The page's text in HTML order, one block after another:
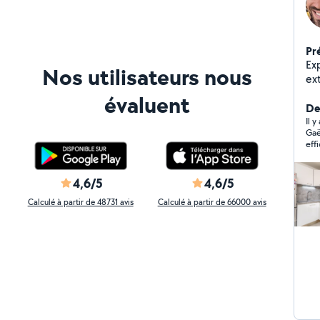
Nos utilisateurs nous
évaluent
4,6/5
Calculé à partir de 48731 avis
4,6/5
Calculé à partir de 66000 avis
de sols
avant
week-end.
je
Il y